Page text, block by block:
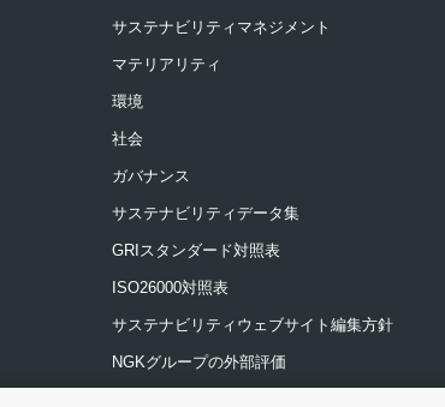
サステナビリティマネジメント
マテリアリティ
環境
社会
ガバナンス
サステナビリティデータ集
GRIスタンダード対照表
ISO26000対照表
サステナビリティウェブサイト編集方針
NGKグループの外部評価